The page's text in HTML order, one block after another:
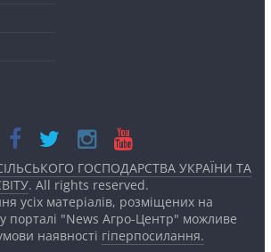
ГОСПОДАРСТВА УКРАЇНИ ТА
. All rights reserved.
усіх матеріалів, розміщених на
порталі "News Агро-Центр" можливе
наявності гіперпосилання.